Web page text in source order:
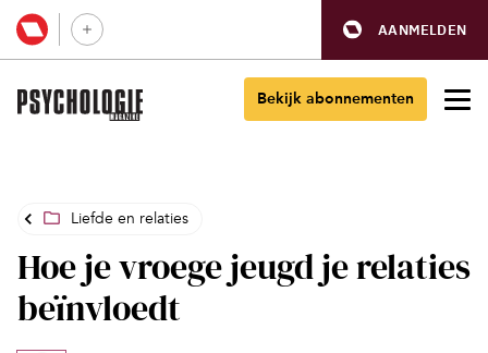
AANMELDEN
Bekijk abonnementen
Liefde en relaties
Hoe je vroege jeugd je relaties
beïnvloedt